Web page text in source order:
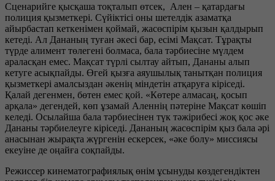
Сценарийге қысқаша тоқталып өтсек, Ален – қатардағы
полиция қызметкері. Сүйіктісі оны шетелдік азаматқа
айырбастап кеткенімен қоймай, жасөспірім қызын қалдырып
кетеді. Ал Дананың туған әкесі бар, есімі Мақсат. Тұрақты
түрде алимент төлегені болмаса, бала тәрбиесіне мүлдем
араласқан емес. Мақсат түрлі сылтау айтып, Дананы алып
кетуге асықпайды. Өгей қызға аяушылық танытқан полиция
қызметкері амалсыздан әкенің міндетін атқаруға кіріседі.
Қалай дегенмен, бөтен емес қой. «Көтере алмасаң, қосып
арқала» дегендей, көп ұзамай Аленнің пәтеріне Мақсат көшіп
келеді. Осылайша бала тәрбиесінен түк тәжірибесі жоқ қос әке
Дананы тәрбиелеуге кіріседі. Дананың жасөспірім қыз бала әрі
анасынан жырақта жүргенін ескерсек, «әке болу» миссиясы
екеуіне де оңайға соқпайды.
Режиссер кинематографиялық өнім ұсынуды көздегендіктен